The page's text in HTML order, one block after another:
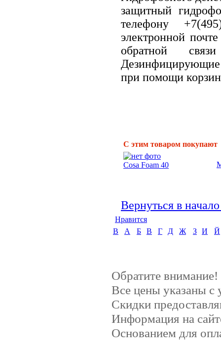
защитный
телефону
электронной
обратной
при помощи
С этим товаром покупают
Cosa Foam 40
Вернуться в
Нравится
B
А Б В Г Д Ж З И Й
Обратите внимание!
Все цены указаны
Скидки
Информация на
Основанием для